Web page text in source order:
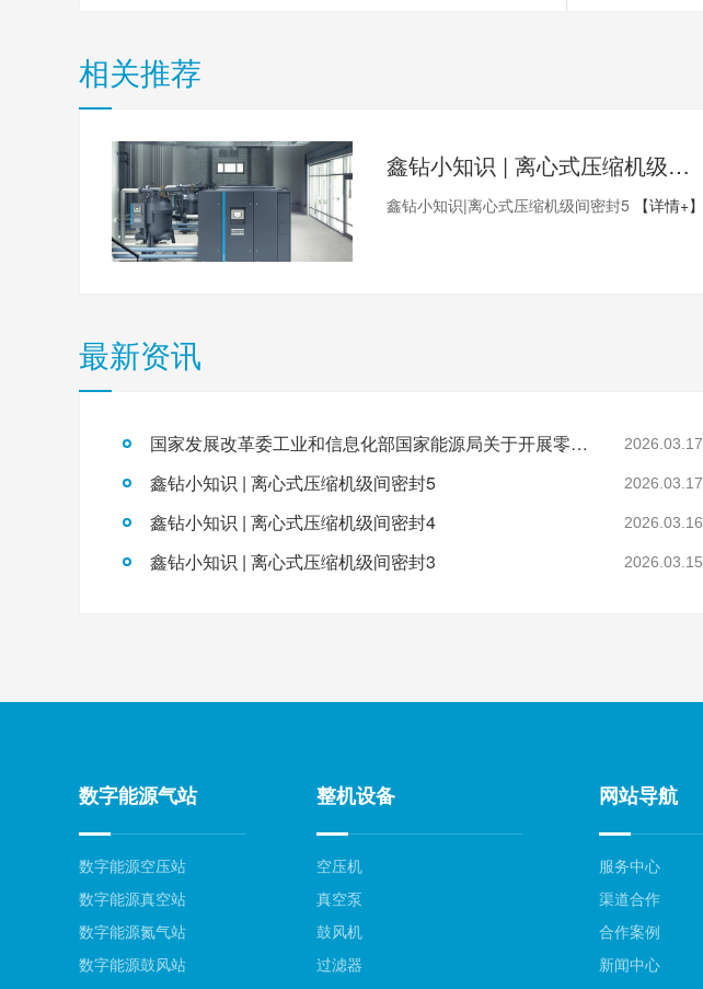
相关推荐
鑫钻小知识 | 离心式压缩机级间密封5
鑫钻小知识|离心式压缩机级间密封5 【详情+】
最新资讯
国家发展改革委工业和信息化部国家能源局关于开展零碳园区建设的通知 2026.03.17
鑫钻小知识 | 离心式压缩机级间密封5 2026.03.17
鑫钻小知识 | 离心式压缩机级间密封4 2026.03.16
鑫钻小知识 | 离心式压缩机级间密封3 2026.03.15
数字能源气站
数字能源空压站
数字能源真空站
数字能源氮气站
数字能源鼓风站
整机设备
空压机
真空泵
鼓风机
过滤器
网站导航
服务中心
渠道合作
合作案例
新闻中心